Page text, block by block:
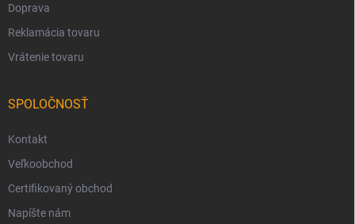
Doprava
Reklamácia tovaru
Vrátenie tovaru
SPOLOČNOSŤ
Kontakt
Veľkoobchod
Certifikovaný obchod
Napíšte nám